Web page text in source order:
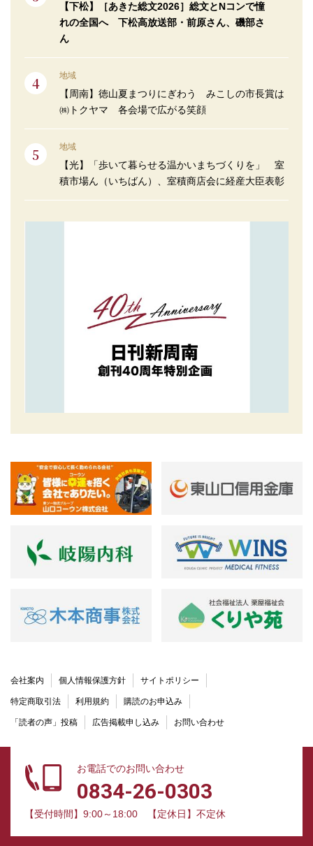
【下松】［あきた総文2026］総文とNコンで憧
れの全国へ 下松高放送部・前原さん、磯部さ
ん
地域
【周南】徳山夏まつりにぎわう みこしの市長賞は
㈱トクヤマ 各会場で広がる笑顔
地域
【光】「歩いて暮らせる温かいまちづくりを」 室
積市場ん（いちばん）、室積商店会に経産大臣表彰
会社案内 個人情報保護方針 サイトポリシー
特定商取引法 利用規約 購読のお申込み
「読者の声」投稿 広告掲載申し込み お問い合わせ
お電話でのお問い合わせ
0834-26-0303
【受付時間】9:00～18:00 【定休日】不定休